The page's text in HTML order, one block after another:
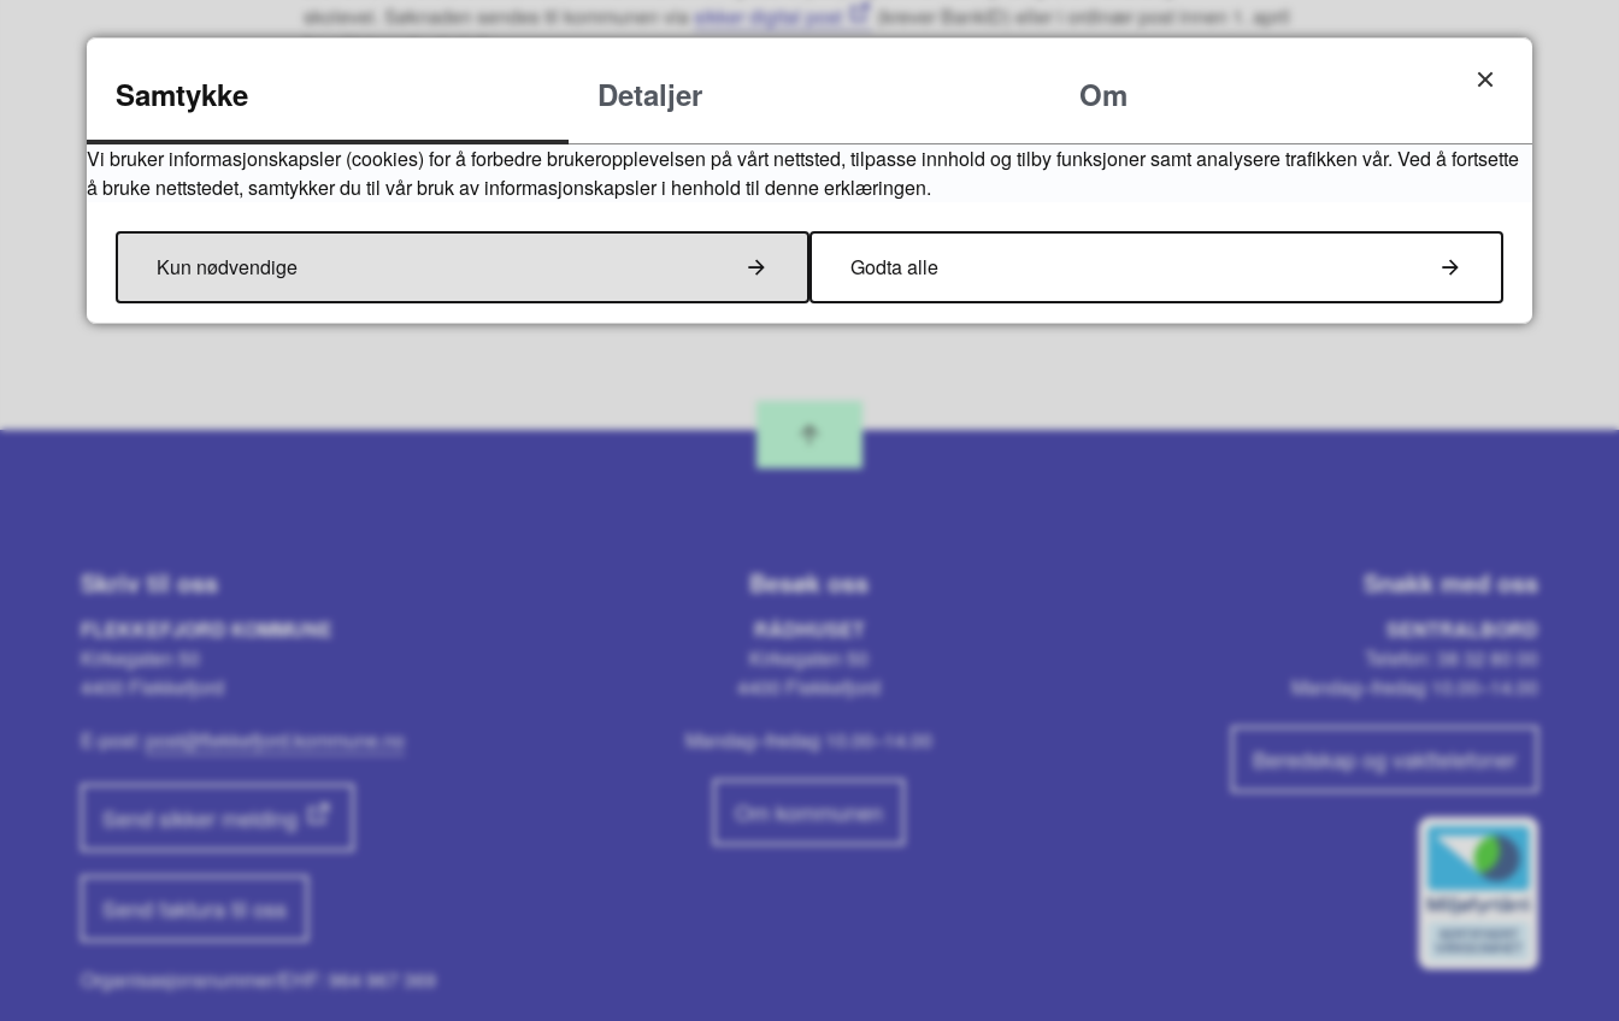
skolevei. Søknaden sendes til kommunen viasikker digital post
(krever BankID) eller i ordinær post innen 1. april
for påfølgende skoleår.
Fant du det du lette etter?
Ja Nei
Skriv til oss
FLEKKEFJORD KOMMUNE
Kirkegaten 50
4400 Flekkefjord
E-post:post@flekkefjord.kommune.no
Send sikker melding
Send faktura til oss
Organisasjonsnummer/EHF: 964 967 369
Besøk oss
RÅDHUSET
Kirkegaten 50
4400 Flekkefjord
Mandag–fredag 10.00–14.00
Om kommunen
Snakk med oss
SENTRALBORD
Telefon: 38 32 80 00
Mandag–fredag 10.00–14.00
Beredskap og vakttelefoner
Samtykke Detaljer Om
Vi bruker informasjonskapsler (cookies) for å forbedre brukeropplevelsen på vårt nettsted, tilpasse innhold og tilby funksjoner samt analysere trafikken vår. Ved å fortsette
å bruke nettstedet, samtykker du til vår bruk av informasjonskapsler i henhold til denne erklæringen.
Kun nødvendige Godta alle